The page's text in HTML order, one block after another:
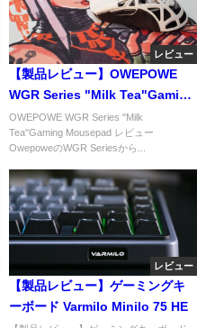
レビュー
【製品レビュー】OWEPOWE
WGR Series "Milk Tea"Gaming
Mousepad
OWEPOWE WGR Series "Milk
Tea"Gaming Mousepad レビュー
OwepoweのWGR Seriesから...
レビュー
【製品レビュー】ゲーミングキ
ーボード Varmilo Minilo 75 HE